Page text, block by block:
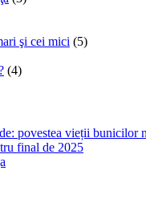
şi cei mici (5)
(4)
povestea vieții bunicilor
final de 2025